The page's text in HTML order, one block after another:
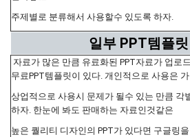
주제별로 분류해서 사용할수 있도록 하자.
일부 PPT템플
자료가 많은 만큼 유료화된 PPT자료가 업로
무료PPT템플릿이 있다. 개인적으로 사용은
상업적으로 사용시 문제가 될수 있는 만큼 각
하자. 한눈에 봐도 판매하는 자료인것같은
높은 퀄리티 디자인의 PPT가 있다면 구글링